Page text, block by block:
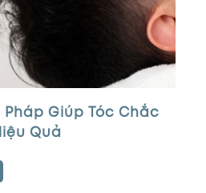
Pháp Giúp Tóc Chắc
Quả